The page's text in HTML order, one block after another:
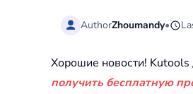
AuthorZhoumandy•
Хорошие новости!
получить бесплатную